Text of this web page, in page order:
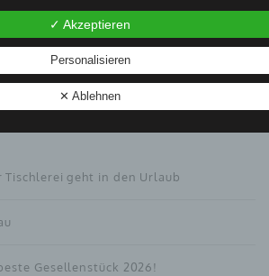
Tischlerei geht in den Urlaub
Gesellenstück 2026!
ODER FÜR DIE
VERANTWORTLICHER
oder für die Verarbeitung Verantwortlicher
juristische Person, Behörde, Einrichtung
die allein oder gemeinsam mit anderen über
Sind die Zwecke und Mittel dieser
können die bestimmten Kriterien seiner
dem Unionsrecht oder dem Recht der
✓ Akzeptieren
Personalisieren
✕ Ablehnen